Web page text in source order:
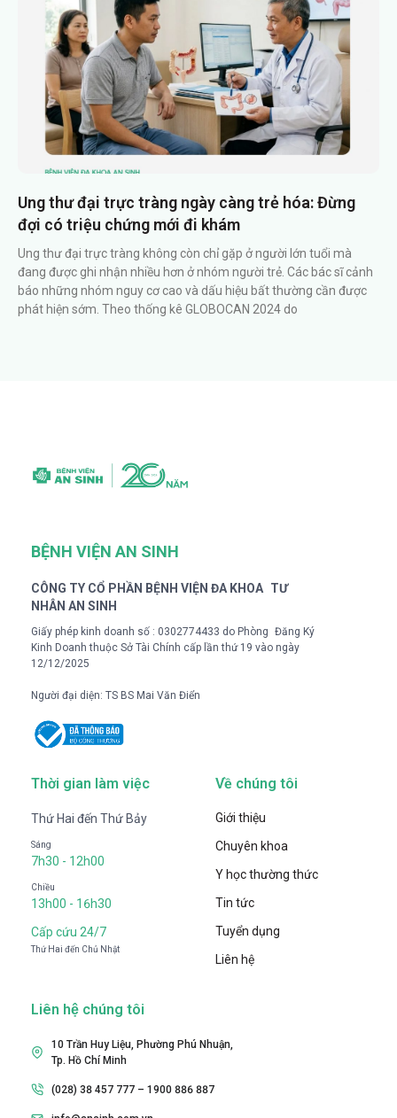
Ung thư đại trực tràng ngày càng trẻ hóa: Đừng
đợi có triệu chứng mới đi khám
Ung thư đại trực tràng không còn chỉ gặp ở người lớn tuổi mà
đang được ghi nhận nhiều hơn ở nhóm người trẻ. Các bác sĩ cảnh
báo những nhóm nguy cơ cao và dấu hiệu bất thường cần được
phát hiện sớm. Theo thống kê GLOBOCAN 2024 do
BỆNH VIỆN AN SINH
CÔNG TY CỔ PHẦN BỆNH VIỆN ĐA KHOA TƯ
NHÂN AN SINH
Giấy phép kinh doanh số : 0302774433 do Phòng Đăng Ký
Kinh Doanh thuộc Sở Tài Chính cấp lần thứ 19 vào ngày
12/12/2025
Người đại diện: TS BS Mai Văn Điển
Thời gian làm việc
Thứ Hai đến Thứ Bảy
Sáng
7h30 - 12h00
Chiều
13h00 - 16h30
Cấp cứu 24/7
Thứ Hai đến Chủ Nhật
Về chúng tôi
Giới thiệu
Chuyên khoa
Y học thường thức
Tin tức
Tuyển dụng
Liên hệ
Liên hệ chúng tôi
10 Trần Huy Liệu, Phường Phú Nhuận,
Tp. Hồ Chí Minh
(028) 38 457 777 – 1900 886 887